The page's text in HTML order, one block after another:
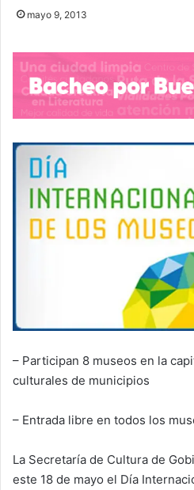
mayo 9, 2013
– Participan 8 museos en la
culturales de municipios
– Entrada libre en todos los
La Secretaría de Cultura de
este 18 de mayo el Día